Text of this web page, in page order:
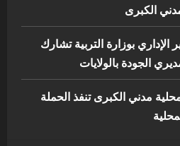
الكبرى
الإداري بوزارة التربية تشارك
الجودة بالولايات
مدني الكبرى تنفذ الحملة